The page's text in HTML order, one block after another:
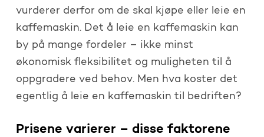
vurderer derfor om de skal kjøpe eller leie en
kaffemaskin. Det å leie en kaffemaskin kan
by på mange fordeler – ikke minst
økonomisk fleksibilitet og muligheten til å
oppgradere ved behov. Men hva koster det
egentlig å leie en kaffemaskin til bedriften?
Prisene varierer – disse faktorene